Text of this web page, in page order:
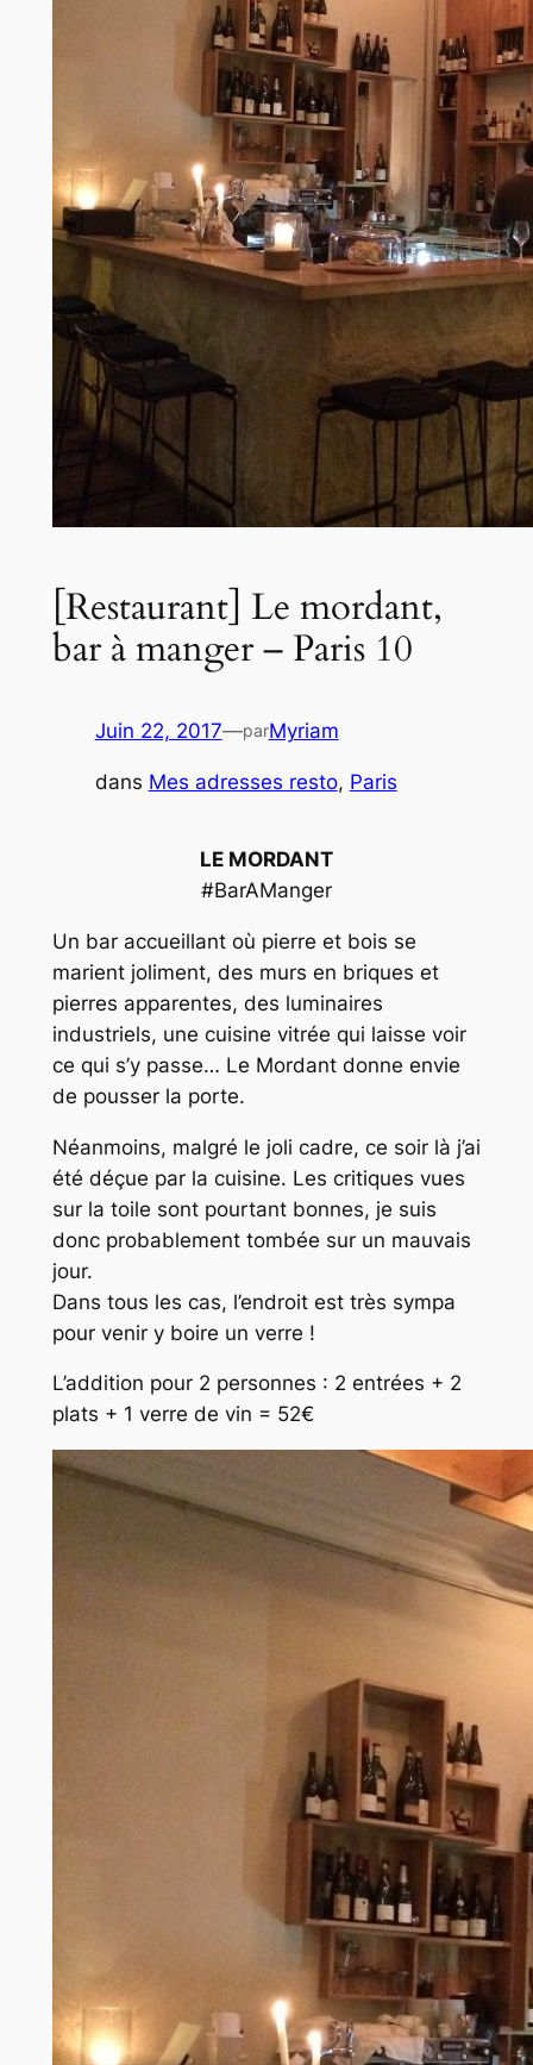
[Restaurant] Le mordant,
bar à manger – Paris 10
Juin 22, 2017—parMyriam
dans Mes adresses resto, Paris
LE MORDANT
#BarAManger
Un bar accueillant où pierre et bois se
marient joliment, des murs en briques et
pierres apparentes, des luminaires
industriels, une cuisine vitrée qui laisse voir
ce qui s’y passe… Le Mordant donne envie
de pousser la porte.
Néanmoins, malgré le joli cadre, ce soir là j’ai
été déçue par la cuisine. Les critiques vues
sur la toile sont pourtant bonnes, je suis
donc probablement tombée sur un mauvais
jour.
Dans tous les cas, l’endroit est très sympa
pour venir y boire un verre !
L’addition pour 2 personnes : 2 entrées + 2
plats + 1 verre de vin = 52€